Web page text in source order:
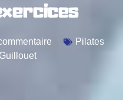
Pilates